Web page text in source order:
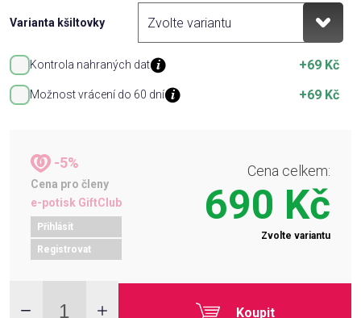
Varianta kšiltovky
Kontrola nahraných dat +69 Kč
Možnost vrácení do 60 dní +69 Kč
-5%
Cena pro členy
e-potisk GiftClub
Přihlásit
Registrovat
Cena celkem:
690 Kč
Zvolte variantu
Koupit